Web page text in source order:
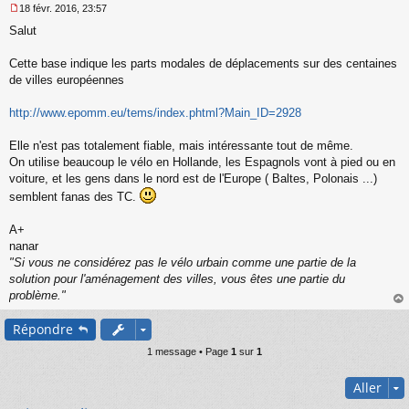
e
s
g
n
n
u
18 févr. 2016, 23:57
Salut
Cette base indique les parts modales de déplacements sur des centaines
de villes européennes
http://www.epomm.eu/tems/index.phtml?Main_ID=2928
Elle n'est pas totalement fiable, mais intéressante tout de même.
On utilise beaucoup le vélo en Hollande, les Espagnols vont à pied ou en
voiture, et les gens dans le nord est de l'Europe ( Baltes, Polonais ...)
semblent fanas des TC.
A+
nanar
"Si vous ne considérez pas le vélo urbain comme une partie de la
solution pour l'aménagement des villes, vous êtes une partie du
problème."
au
Répondre
1 message • Page 1 sur 1
Aller